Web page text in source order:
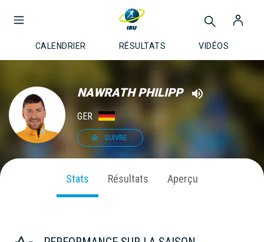
CALENDRIER RÉSULTATS VIDÉOS
NAWRATH PHILIPP
GER
SUIVRE
Stats Résultats Aperçu